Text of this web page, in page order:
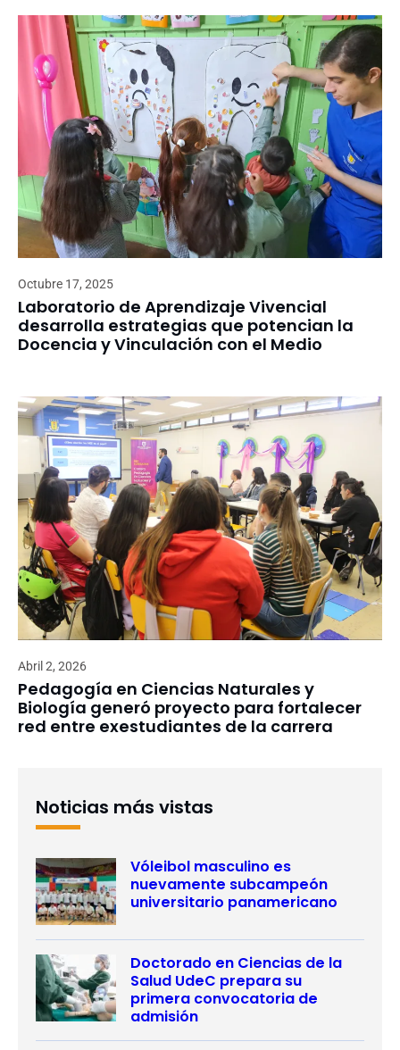
Octubre 17, 2025
Laboratorio de Aprendizaje Vivencial
desarrolla estrategias que potencian la
Docencia y Vinculación con el Medio
Abril 2, 2026
Pedagogía en Ciencias Naturales y
Biología generó proyecto para fortalecer
red entre exestudiantes de la carrera
Noticias más vistas
Vóleibol masculino es
nuevamente subcampeón
universitario panamericano
Doctorado en Ciencias de la
Salud UdeC prepara su
primera convocatoria de
admisión